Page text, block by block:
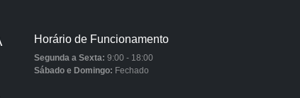
Horário de Funcionamento
Segunda a Sexta: 9:00 - 18:00
Sábado e Domingo: Fechado